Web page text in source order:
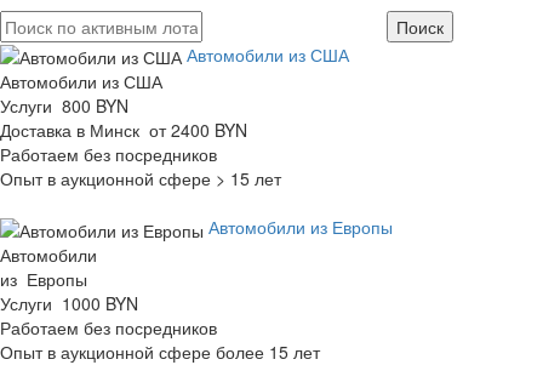
Автомобили из США
Автомобили из США
Услуги 800 BYN
Доставка в Минск от 2400 BYN
Работаем без посредников
Опыт в аукционной сфере > 15 лет
Автомобили из Европы
Автомобили
из Европы
Услуги 1000 BYN
Работаем без посредников
Опыт в аукционной сфере более 15 лет